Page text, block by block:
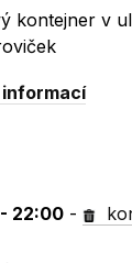
kontejner v
22:00 -